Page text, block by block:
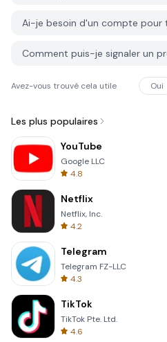
Avez-vous trouvé cela utile Oui
Les plus populaires
YouTube
Google LLC
4.8
Netflix
Netflix, Inc.
4.2
Telegram
Telegram FZ-LLC
4.3
TikTok
TikTok Pte. Ltd.
4.6